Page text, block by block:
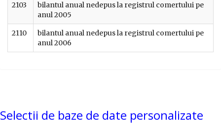
2103
bilantul anual nedepus la registrul comertului pe
anul 2005
2110
bilantul anual nedepus la registrul comertului pe
anul 2006
Selectii de baze de date personalizate